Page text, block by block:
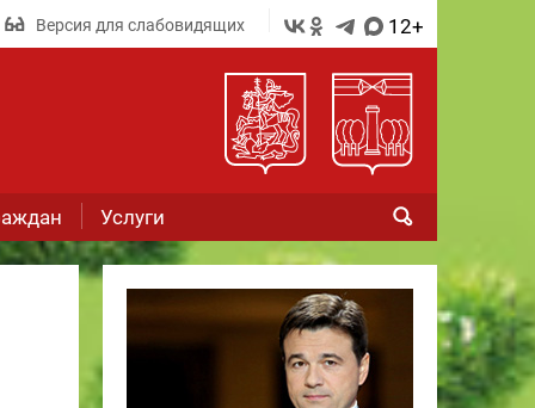
Версия для слабовидящих 12+
Услуги